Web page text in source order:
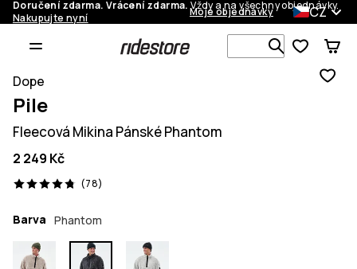
Doručení zdarma. Vrácení zdarma.Vždy a na všechny objednávky.
Nakupujte nyní
Moje objednávky CZ
Vyhledávej
Dope
Pile
Fleecová Mikina Pánské Phantom
2 249 Kč
(78)
78 recenze, 4.8/5
Barva Phantom